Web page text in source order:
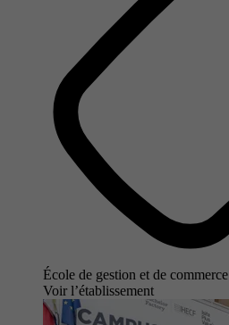
École de gestion et de commerce
Voir l’établissement